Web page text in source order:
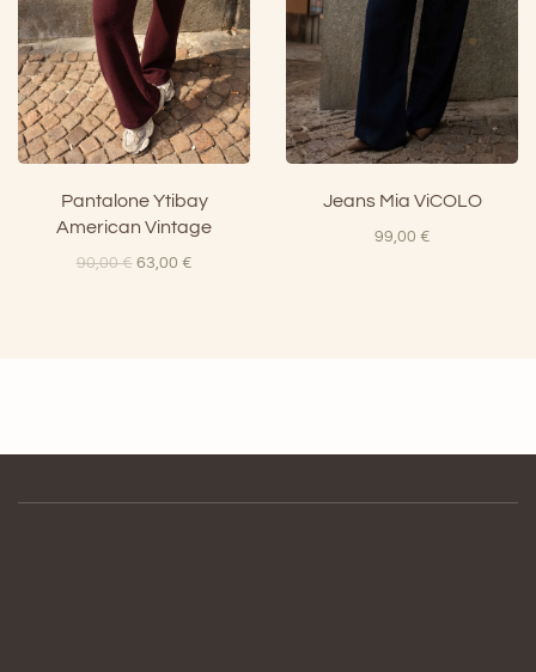
Pantalone Ytibay
American Vintage
90,00€ Il
63,00 €Il
Jeans Mia ViCOLO
99,00 €